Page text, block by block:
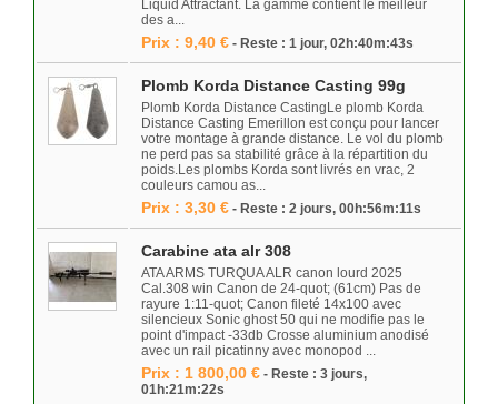
Liquid Attractant. La gamme contient le meilleur
des a...
Prix : 9,40 € - Reste : 1 jour, 02h:40m:43s
Plomb Korda Distance Casting 99g
Plomb Korda Distance CastingLe plomb Korda
Distance Casting Emerillon est conçu pour lancer
votre montage à grande distance. Le vol du plomb
ne perd pas sa stabilité grâce à la répartition du
poids.Les plombs Korda sont livrés en vrac, 2
couleurs camou as...
Prix : 3,30 € - Reste : 2 jours, 00h:56m:11s
Carabine ata alr 308
ATA ARMS TURQUA ALR canon lourd 2025
Cal.308 win Canon de 24-quot; (61cm) Pas de
rayure 1:11-quot; Canon fileté 14x100 avec
silencieux Sonic ghost 50 qui ne modifie pas le
point d'impact -33db Crosse aluminium anodisé
avec un rail picatinny avec monopod ...
Prix : 1 800,00 € - Reste : 3 jours,
01h:21m:22s